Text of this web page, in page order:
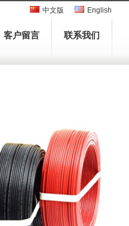
中文版 English
客户留言 联系我们